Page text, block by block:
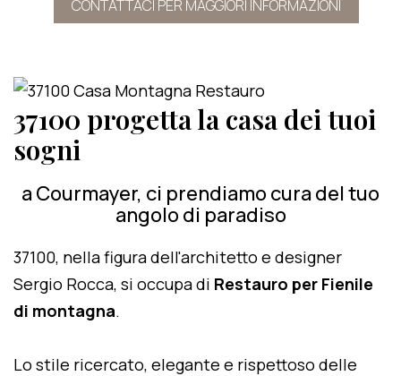
CONTATTACI PER MAGGIORI INFORMAZIONI
37100 progetta la casa dei tuoi
sogni
a Courmayer, ci prendiamo cura del tuo
angolo di paradiso
37100, nella figura dell'architetto e designer
Sergio Rocca, si occupa di Restauro per Fienile
di montagna.
Lo stile ricercato, elegante e rispettoso delle